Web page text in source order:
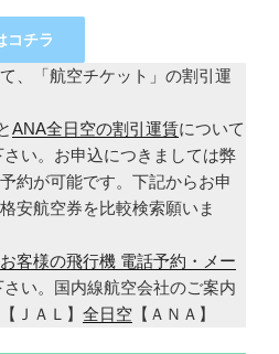
コチラ
、「航空チケット」の割引運
ANA全日空の割引運賃について
い。お申込につきましては弊
約が可能です。下記からお申
安航空券を比較検索願いま
客様の飛行機 電話予約・メー
さい。国内線航空会社のご案内
【ＪＡＬ】 全日空 【ＡＮＡ】